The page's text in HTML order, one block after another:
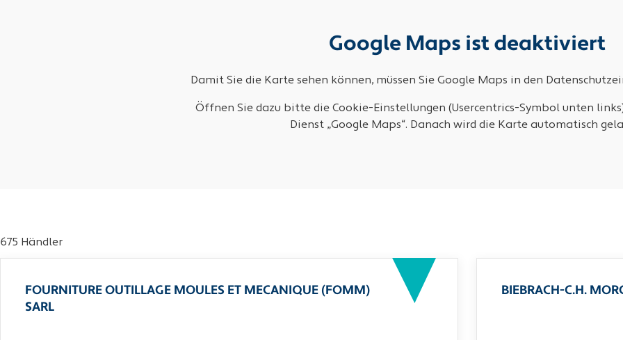
Google Maps ist deaktiviert
Damit Sie die Karte sehen können, müssen Sie Google Maps in den
Öffnen Sie dazu bitte die Cookie-Einstellungen (Usercentrics-Symbol unten
Dienst „Google Maps“. Danach wird die Karte automatisch
675 Händler
FOURNITURE OUTILLAGE MOULES ET MECANIQUE (FOMM)
SARL
BIEBRACH-C.H.